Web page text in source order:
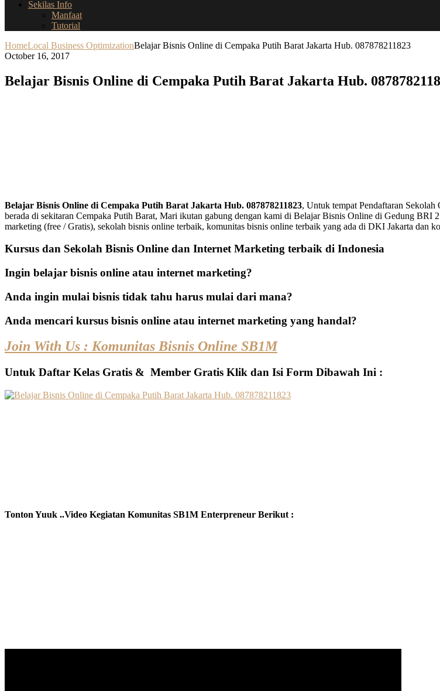
Sekilas Info
Manfaat
Tutorial
HomeLocal Business OptimizationBelajar Bisnis Online di Cempaka Putih Barat Jakarta Hub. 087878211823
October 16, 2017
Belajar Bisnis Online di Cempaka Putih Barat Jakarta Hub.
Belajar Bisnis Online di Cempaka Putih Barat Jakarta Hub. 087878211823, Untuk tempat Pendaftaran
berada di sekitaran Cempaka Putih Barat, Mari ikutan gabung dengan kami di Belajar Bisnis Online di Gedung
marketing (free / Gratis), sekolah bisnis online terbaik, komunitas bisnis online terbaik yang ada di DKI Jakarta dan
Kursus dan Sekolah Bisnis Online dan Internet Marketing terbaik di Indonesia
Ingin belajar bisnis online atau internet marketing?
Anda ingin mulai bisnis tidak tahu harus mulai dari mana?
Anda mencari kursus bisnis online atau internet marketing yang handal?
Join With Us : Komunitas Bisnis Online SB1M
Untuk Daftar Kelas Gratis & Member Gratis Klik dan Isi Form Dibawah Ini :
Tonton Yuuk ..Video Kegiatan Komunitas SB1M Enterpreneur Berikut :